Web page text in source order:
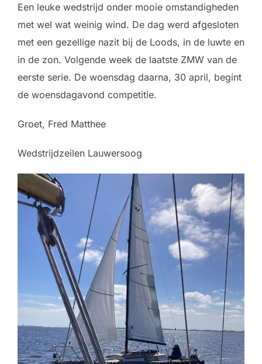
Een leuke wedstrijd onder mooie omstandigheden
met wel wat weinig wind. De dag werd afgesloten
met een gezellige nazit bij de Loods, in de luwte en
in de zon. Volgende week de laatste ZMW van de
eerste serie. De woensdag daarna, 30 april, begint
de woensdagavond competitie.
Groet, Fred Matthee
Wedstrijdzeilen Lauwersoog